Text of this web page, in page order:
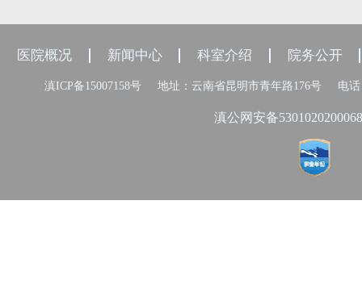
医院概况 新闻中心 科室介绍 院务公开
滇ICP备15007158号 地址：云南省昆明市青年路176号 电话
滇公网安备